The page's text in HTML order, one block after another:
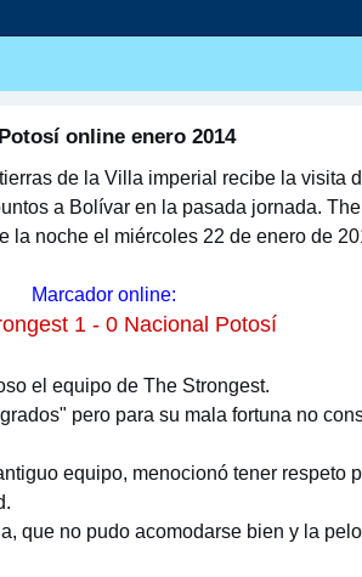
online enero 2014
de la Villa imperial recibe la visita
a Bolívar en la pasada jornada.
la noche el miércoles 22 de enero de
Marcador online:
1 - 0 Nacional Potosí
el equipo de The Strongest.
pero para su mala fortuna no
equipo, menocionó tener respeto
que no pudo acomodarse bien y la